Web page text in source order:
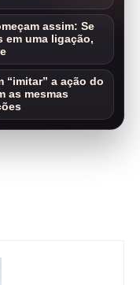
assim: Se
em uma ligação,
“imitar” a ação do
as mesmas